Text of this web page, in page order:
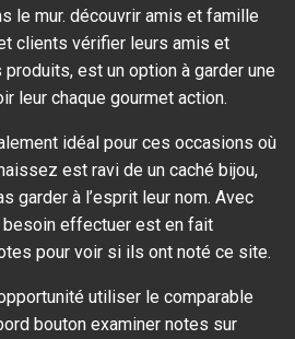
le mur. découvrir amis et famille
clients vérifier leurs amis et
est un option à garder une
leur chaque gourmet action.
idéal pour ces occasions où
est ravi de un caché bijou,
garder à l’esprit leur nom. Avec
besoin effectuer est en fait
pour voir si ils ont noté ce site.
utiliser le comparable
bouton examiner notes sur